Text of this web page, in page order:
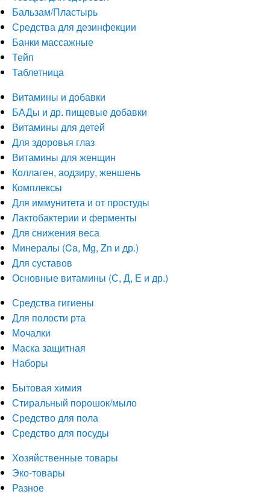
Бальзам/Пластырь
Средства для дезинфекции
Банки массажные
Тейп
Таблетница
Витамины и добавки
БАДы и др. пищевые добавки
Витамины для детей
Для здоровья глаз
Витамины для женщин
Коллаген, аодзиру, женшень
Комплексы
Для иммунитета и от простуды
Лактобактерии и ферменты
Для снижения веса
Минералы (Ca, Mg, Zn и др.)
Для суставов
Основные витамины (С, Д, Е и др.)
Средства гигиены
Для полости рта
Мочалки
Маска защитная
Наборы
Бытовая химия
Стиральный порошок/мыло
Средство для пола
Средство для посуды
Хозяйственные товары
Эко-товары
Разное